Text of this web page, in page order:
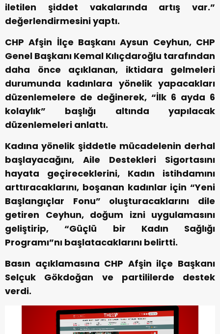
iletilen şiddet vakalarında artış var.”
değerlendirmesini yaptı.
CHP Afşin İlçe Başkanı Aysun Ceyhun, CHP
Genel Başkanı Kemal Kılıçdaroğlu tarafından
daha önce açıklanan, iktidara gelmeleri
durumunda kadınlara yönelik yapacakları
düzenlemelere de değinerek, “İlk 6 ayda 6
kolaylık” başlığı altında yapılacak
düzenlemeleri anlattı.
Kadına yönelik şiddetle mücadelenin derhal
başlayacağını, Aile Destekleri Sigortasını
hayata geçireceklerini, Kadın istihdamını
arttıracaklarını, boşanan kadınlar için “Yeni
Başlangıçlar Fonu” oluşturacaklarını dile
getiren Ceyhun, doğum izni uygulamasını
geliştirip, “Güçlü bir Kadın Sağlığı
Programı”nı başlatacaklarını belirtti.
Basın açıklamasına CHP Afşin ilçe Başkanı
Selçuk Gökdoğan ve partililerde destek
verdi.